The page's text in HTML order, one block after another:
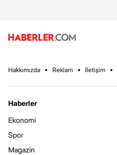
Hakkımızda Reklam İletişim
Haberler
Ekonomi
Spor
Magazin